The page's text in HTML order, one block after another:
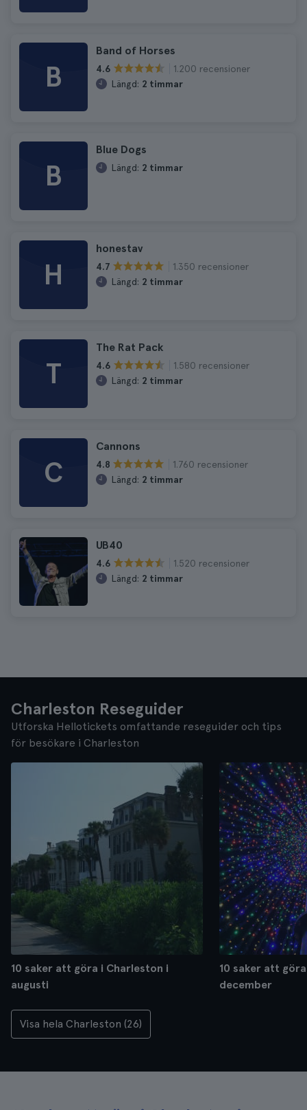
B
Band of Horses
4.6
1.200 recensioner
Längd: 2 timmar
B
Blue Dogs
Längd: 2 timmar
H
honestav
4.7
1.350 recensioner
Längd: 2 timmar
T
The Rat Pack
4.6
1.580 recensioner
Längd: 2 timmar
C
Cannons
4.8
1.760 recensioner
Längd: 2 timmar
UB40
4.6
1.520 recensioner
Längd: 2 timmar
Charleston Reseguider
Utforska Hellotickets omfattande reseguider och tips
för besökare i Charleston
10 saker att göra i Charleston i
augusti
10 saker att
december
Visa hela Charleston (26)